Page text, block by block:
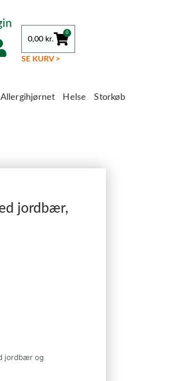
0,00 kr.
0
SE KURV >
Allergihjørnet Helse Storkøb
jordbær,
jordbær og